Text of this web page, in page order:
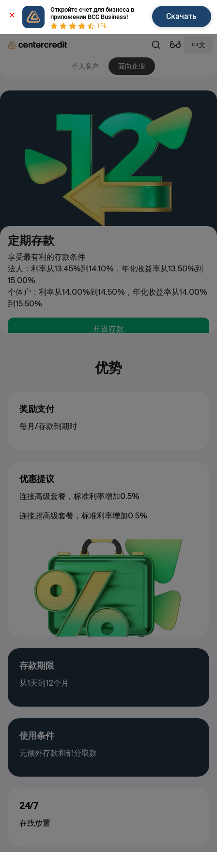
Откройте счет для бизнеса в
приложении BCC Business!
15k
Скачать
中文
个人客户 面向企业
定期存款
享受最有利的存款条件
法人：利率从13.45%到14.10%，年化收益率从13.50%到
15.00%
个体户：利率从14.00%到14.50%，年化收益率从14.00%
到15.50%
开设存款
优势
奖励支付
每月/存款到期时
优惠提议
连接高级套餐，标准利率增加0.5%
连接超高级套餐，标准利率增加0.5%
存款期限
从1天到12个月
使用条件
无额外存款和部分取款
24/7
在线放置